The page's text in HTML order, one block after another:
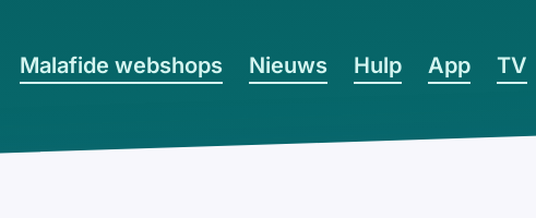
Malafide webshops Nieuws Hulp App TV